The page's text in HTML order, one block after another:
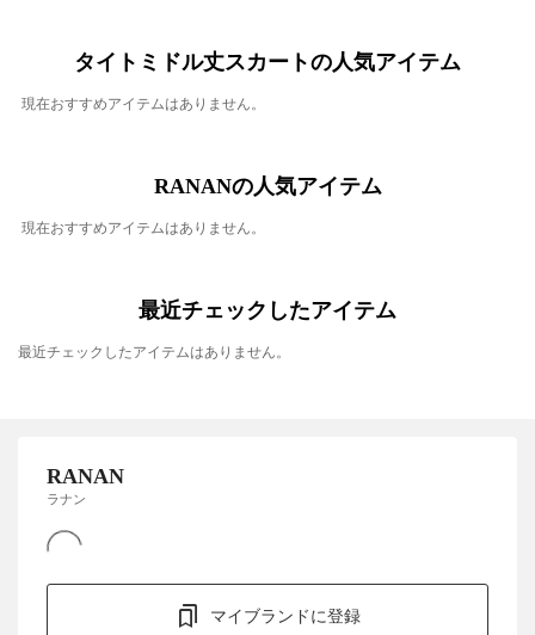
タイトミドル丈スカートの人気アイテム
現在おすすめアイテムはありません。
RANANの人気アイテム
現在おすすめアイテムはありません。
最近チェックしたアイテム
最近チェックしたアイテムはありません。
RANAN
ラナン
マイブランドに登録